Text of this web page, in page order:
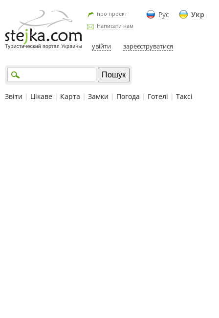
Рус Укр
про проект
Написати нам
увійти зареєструватися
Звіти | Цікаве | Карта | Замки | Погода | Готелі | Таксі